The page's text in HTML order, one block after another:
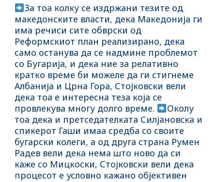
За тоа колку се издржани тезите од
македонските власти, дека Македонија ги
има речиси сите обврски од
Реформскиот план реализирано, дека
само останува да се надмине проблемот
со Бугарија, и дека ние за релативно
кратко време би можеле да ги стигнеме
Албанија и Црна Гора, Стојковски вели
дека тоа е интересна теза која се
провлекува многу долго време.
Околу
тоа дека и претседателката Силјановска и
спикерот Гаши имаа средба со своите
бугарски колеги, а од друга страна Румен
Радев вели дека нема што ново да си
каже со Мицкоски, Стојковски вели дека
процесот е условно кажано објективен